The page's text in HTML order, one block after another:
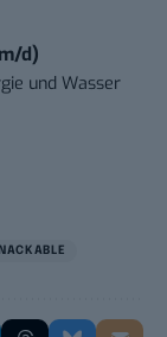
d)
und Wasser